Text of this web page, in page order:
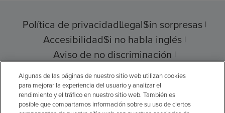
Política de privacidadLegalSin sorpresas
AccesibilidadSi no habla inglés
Aviso de no discriminación
Cumplimiento de los proveedores
Algunas de las páginas de nuestro sitio web utilizan cookies
para mejorar la experiencia del usuario y analizar el
rendimiento y el tráfico en nuestro sitio web. También es
posible que compartamos información sobre su uso de ciertos